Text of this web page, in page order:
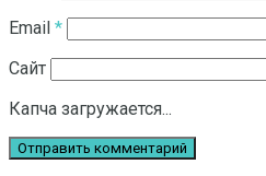
Email *
Сайт
Капча загружается...